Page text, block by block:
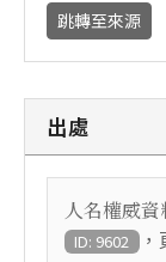
跳轉至來源
出處
人名權威資
ID: 9602 ，